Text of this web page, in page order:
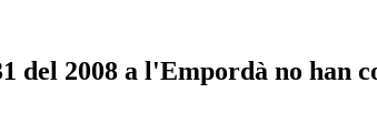
del 2008 a l'Empordà no han